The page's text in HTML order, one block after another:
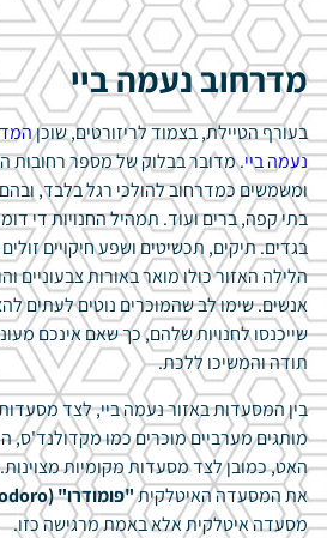
מדרחוב נעמה ביי
בעורף הטיילת, בצמוד לריזורטים, שוכן
נעמה ביי. מדובר בבלוק של מספר רחובות
ומשמשים כמדרחוב להולכי רגל בלבד,
בתי קפה, ברים ועוד. תמהיל החנויות די
בגדים. תיקים, תכשיטים ושפע חיקויים
הלילה האזור כולו מואר באורות צבעוניים
אנשים. שימו לב שהמוכרים נוטים לעתים
שייכנסו לחנויות שלהם, כך שאם אינכם
תודה והמשיכו ללכת.
בין המסעדות באזור נעמה ביי, לצד
האט, כמובן לצד מסעדות מקומיות
את המסעדה האיטלקית"פומודרו" (Pomodoro)
מסעדה איטלקית אלא באמת מרגישה כזו.